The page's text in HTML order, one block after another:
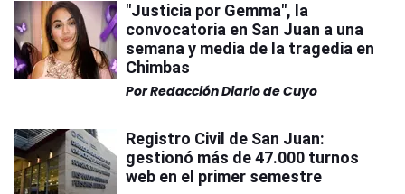
"Justicia por Gemma", la
convocatoria en San Juan a una
semana y media de la tragedia en
Chimbas
PorRedacción Diario de Cuyo
Registro Civil de San Juan:
gestionó más de 47.000 turnos
web en el primer semestre